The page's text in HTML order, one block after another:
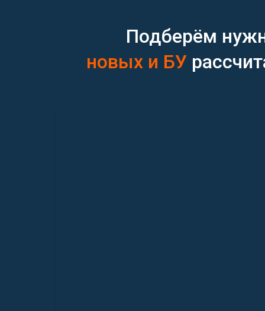
Подберём
новых и БУ